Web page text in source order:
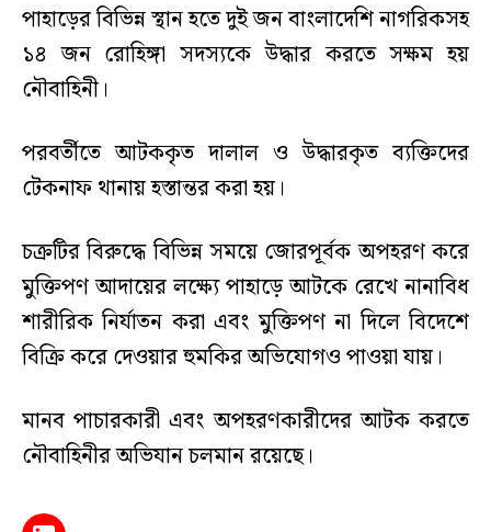
পাহাড়ের বিভিন্ন স্থান হতে দুই জন বাংলাদেশি নাগরিকসহ
১৪ জন রোহিঙ্গা সদস্যকে উদ্ধার করতে সক্ষম হয়
নৌবাহিনী।
পরবর্তীতে আটককৃত দালাল ও উদ্ধারকৃত ব্যক্তিদের
টেকনাফ থানায় হস্তান্তর করা হয়।
চক্রটির বিরুদ্ধে বিভিন্ন সময়ে জোরপূর্বক অপহরণ করে
মুক্তিপণ আদায়ের লক্ষ্যে পাহাড়ে আটকে রেখে নানাবিধ
শারীরিক নির্যাতন করা এবং মুক্তিপণ না দিলে বিদেশে
বিক্রি করে দেওয়ার হুমকির অভিযোগও পাওয়া যায়।
মানব পাচারকারী এবং অপহরণকারীদের আটক করতে
নৌবাহিনীর অভিযান চলমান রয়েছে।